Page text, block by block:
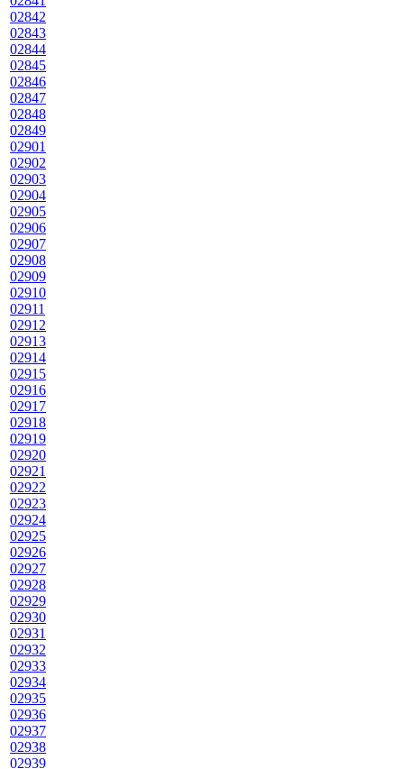
02842
02843
02844
02845
02846
02847
02848
02849
02901
02902
02903
02904
02905
02906
02907
02908
02909
02910
02911
02912
02913
02914
02915
02916
02917
02918
02919
02920
02921
02922
02923
02924
02925
02926
02927
02928
02929
02930
02931
02932
02933
02934
02935
02936
02937
02938
02939